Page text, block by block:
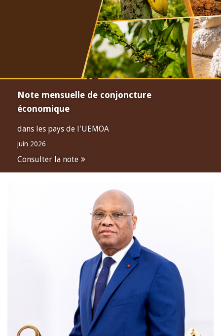
Présentation du Rapport Annuel 2025 de la
BCEAO : la résilience des économies de
mondiale
En savoir plus